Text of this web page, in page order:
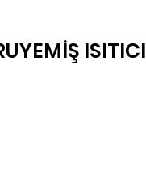
ISITICI